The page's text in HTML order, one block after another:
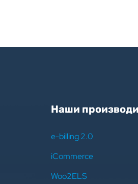
Наши производи
e-billing 2.0
iCommerce
Woo2ELS